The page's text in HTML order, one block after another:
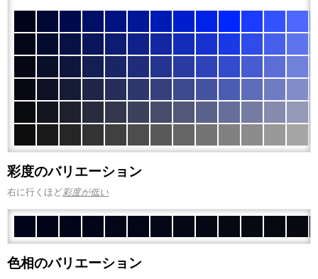
彩度のバリエーション
右に行くほど彩度が低い
色相のバリエーション